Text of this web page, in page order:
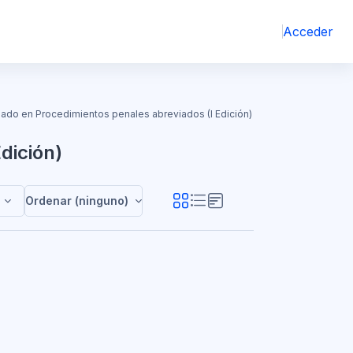
Acceder
en Procedimientos penales abreviados (I Edición)
en Procedimientos penales abreviados (I Edición)
Ordenar (ninguno)